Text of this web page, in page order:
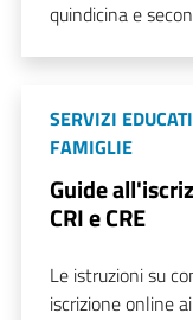
quindicina e
SERVIZI
FAMIGLIE
Guide
CRI e CRE
Le istruzioni su
iscrizione online